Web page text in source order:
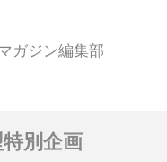
スの影響で7月に
、その後、超過密
いよ最終戦を迎え
ガジン編集部
別企画